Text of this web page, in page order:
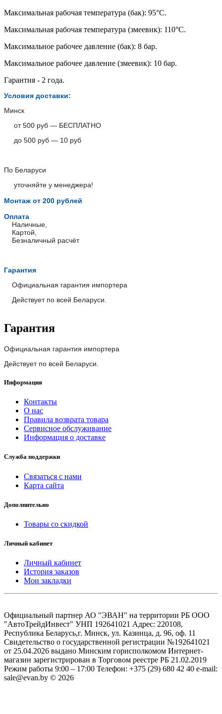
Максимальная рабочая температура (бак): 95°C.
Максимальная рабочая температура (змеевик): 110°C.
Максимальное рабочее давление (бак): 8 бар.
Максимальное рабочее давление (змеевик): 10 бар.
Гарантия - 2 года.
Условия доставки:
Минск
от 500 руб — БЕСПЛАТНО
до 500 руб — 10 руб
По Беларуси
уточняйте у менеджера!
Монтаж от 200 рублей
Оплата
Наличные,
Картой,
Безналичный расчёт
Гарантия
Официальная гарантия импортера
Действует по всей Беларуси.
Гарантия
Официальная гарантия импортера
Действует по всей Беларуси.
Информация
Контакты
О нас
Правила возврата товара
Сервисное обслуживание
Информация о доставке
Служба поддержки
Связаться с нами
Карта сайта
Дополнительно
Товары со скидкой
Личный кабинет
Личный кабинет
История заказов
Мои закладки
Официальный партнер АО "ЭВАН" на территории РБ ООО
"АвтоТрейдИнвест" УНП 192641021 Адрес: 220108,
Республика Беларусь,г. Минск, ул. Казинца, д. 96, оф. 11
Свидетельство о государственной регистрации №192641021
от 25.04.2026 выдано Минским горисполкомом Интернет-
магазин зарегистрирован в Торговом реестре РБ 21.02.2019
Режим работы 9:00 – 17:00 Телефон: +375 (29) 680 42 40 e-mail:
sale@evan.by © 2026